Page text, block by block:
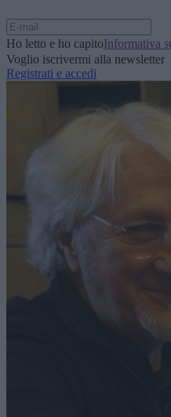
Ho letto e ho capitoInformativa
Voglio iscrivermi alla newsletter
Registrati e accedi